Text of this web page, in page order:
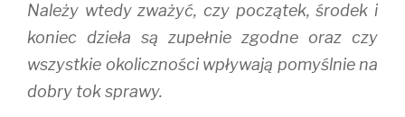
Należy wtedy zważyć, czy początek, środek i
koniec dzieła są zupełnie zgodne oraz czy
wszystkie okoliczności wpływają pomyślnie na
dobry tok sprawy.